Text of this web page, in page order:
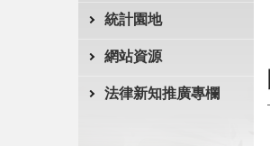
統計園地
網站資源
法律新知推廣專欄